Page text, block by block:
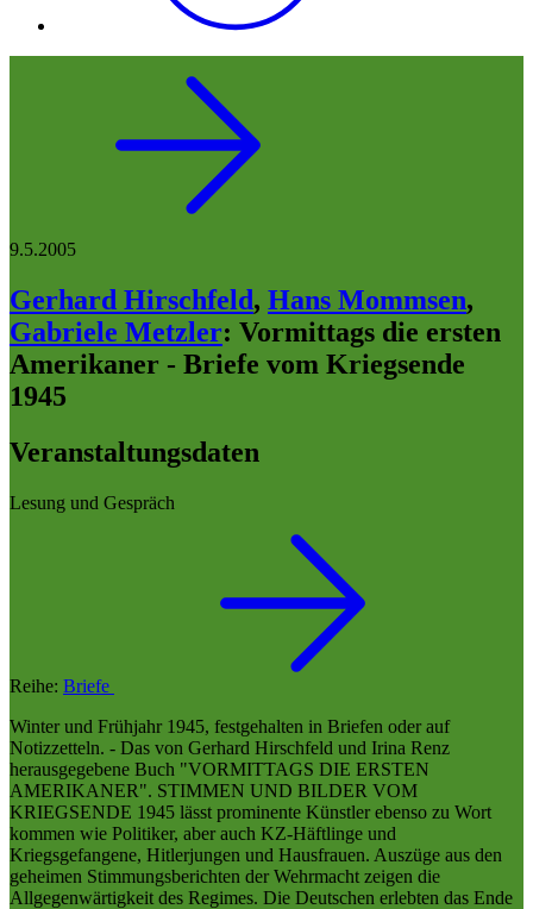
9.5.2005
Gerhard Hirschfeld, Hans Mommsen,
Gabriele Metzler: Vormittags die ersten
Amerikaner - Briefe vom Kriegsende
1945
Veranstaltungsdaten
Lesung und Gespräch
Reihe: Briefe
Winter und Frühjahr 1945, festgehalten in Briefen oder auf
Notizzetteln. - Das von Gerhard Hirschfeld und Irina Renz
herausgegebene Buch "VORMITTAGS DIE ERSTEN
AMERIKANER". STIMMEN UND BILDER VOM
KRIEGSENDE 1945 lässt prominente Künstler ebenso zu Wort
kommen wie Politiker, aber auch KZ-Häftlinge und
Kriegsgefangene, Hitlerjungen und Hausfrauen. Auszüge aus den
geheimen Stimmungsberichten der Wehrmacht zeigen die
Allgegenwärtigkeit des Regimes. Die Deutschen erlebten das Ende